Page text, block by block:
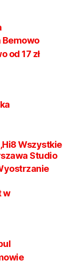
Bemowo
od 17 zł
Wszystkie
Studio
w